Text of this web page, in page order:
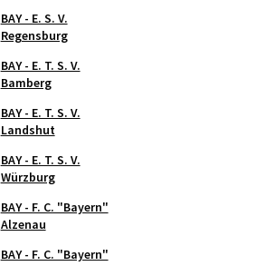
BAY - E. S. V.
Regensburg
BAY - E. T. S. V.
Bamberg
BAY - E. T. S. V.
Landshut
BAY - E. T. S. V.
Würzburg
BAY - F. C. "Bayern"
Alzenau
BAY - F. C. "Bayern"